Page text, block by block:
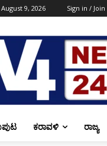
9, 2026 Sign in / Join
ಕರಾವಳಿ ರಾಜ್ಯ